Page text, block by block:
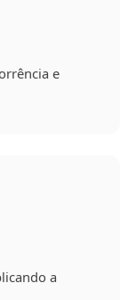
e
a